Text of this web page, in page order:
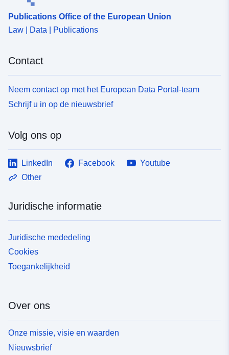
Publications Office of the European Union
Law | Data | Publications
Contact
Neem contact op met het European Data Portal-team
Schrijf u in op de nieuwsbrief
Volg ons op
LinkedIn Facebook
Youtube
Other
Juridische informatie
Juridische mededeling
Cookies
Toegankelijkheid
Over ons
Onze missie, visie en waarden
Nieuwsbrief